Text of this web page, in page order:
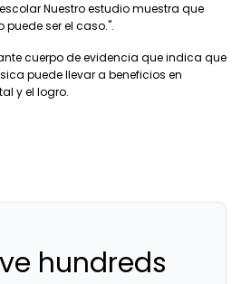
Nuestro estudio muestra que
ser el caso.".
cuerpo de evidencia que indica que
puede llevar a beneficios en
y el logro.
hundreds